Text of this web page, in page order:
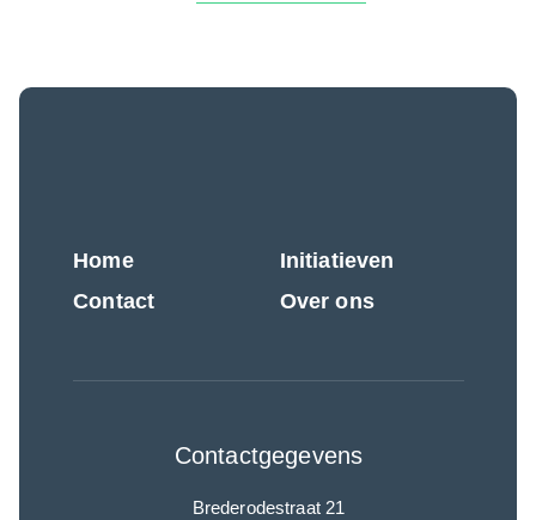
Home
Contact
Initiatieven
Over ons
Contactgegevens
Brederodestraat 21